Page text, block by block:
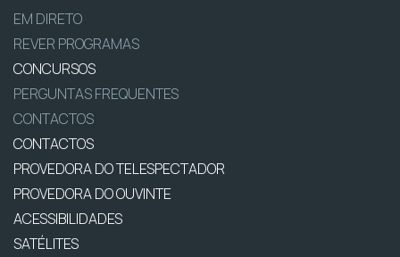
EM DIRETO
REVER PROGRAMAS
CONCURSOS
PERGUNTAS FREQUENTES
CONTACTOS
CONTACTOS
PROVEDORA DO TELESPECTADOR
PROVEDORA DO OUVINTE
ACESSIBILIDADES
SATÉLITES